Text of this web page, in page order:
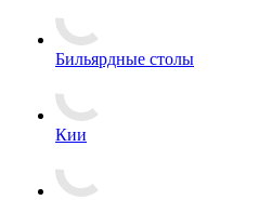
Бильярдные столы
Кии